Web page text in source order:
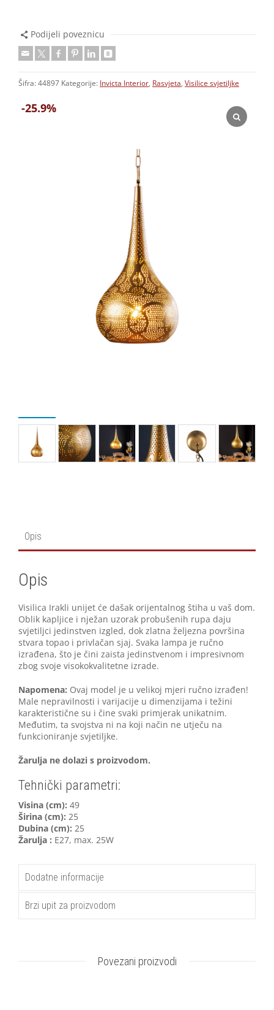
-25.9%
Podijeli poveznicu
Šifra: 44897 Kategorije: Invicta Interior, Rasvjeta, Visilice svjetiljke
Opis
Opis
Visilica Irakli unijet će dašak orijentalnog štiha u vaš dom.
Oblik kapljice i nježan uzorak probušenih rupa daju
svjetiljci jedinstven izgled, dok zlatna željezna površina
stvara topao i privlačan sjaj. Svaka lampa je ručno
izrađena, što je čini zaista jedinstvenom i impresivnom
zbog svoje visokokvalitetne izrade.
Napomena: Ovaj model je u velikoj mjeri ručno izrađen!
Male nepravilnosti i varijacije u dimenzijama i težini
karakteristične su i čine svaki primjerak unikatnim.
Međutim, ta svojstva ni na koji način ne utječu na
funkcioniranje svjetiljke.
Žarulja ne dolazi s proizvodom.
Tehnički parametri:
Visina (cm): 49
Širina (cm): 25
Dubina (cm): 25
Žarulja : E27, max. 25W
Dodatne informacije
Brzi upit za proizvodom
Povezani proizvodi